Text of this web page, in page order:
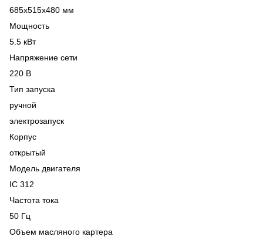
685x515x480 мм
Мощность
5.5 кВт
Напряжение сети
220 В
Тип запуска
ручной
электрозапуск
Корпус
открытый
Модель двигателя
IC 312
Частота тока
50 Гц
Объем масляного картера